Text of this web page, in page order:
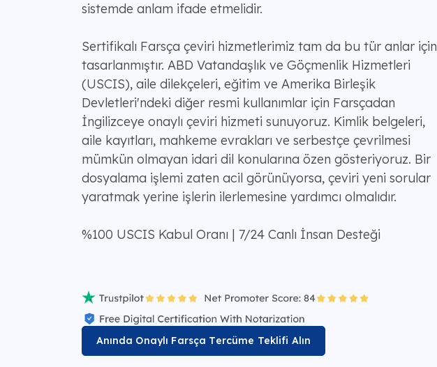
sistemde anlam ifade etmelidir.
Sertifikalı Farsça çeviri hizmetlerimiz tam da bu tür anlar için
tasarlanmıştır. ABD Vatandaşlık ve Göçmenlik Hizmetleri
(USCIS), aile dilekçeleri, eğitim ve Amerika Birleşik
Devletleri'ndeki diğer resmi kullanımlar için Farsçadan
İngilizceye onaylı çeviri hizmeti sunuyoruz. Kimlik belgeleri,
aile kayıtları, mahkeme evrakları ve serbestçe çevrilmesi
mümkün olmayan idari dil konularına özen gösteriyoruz. Bir
dosyalama işlemi zaten acil görünüyorsa, çeviri yeni sorular
yaratmak yerine işlerin ilerlemesine yardımcı olmalıdır.
%100 USCIS Kabul Oranı | 7/24 Canlı İnsan Desteği
Anında Onaylı Farsça Tercüme Teklifi Alın